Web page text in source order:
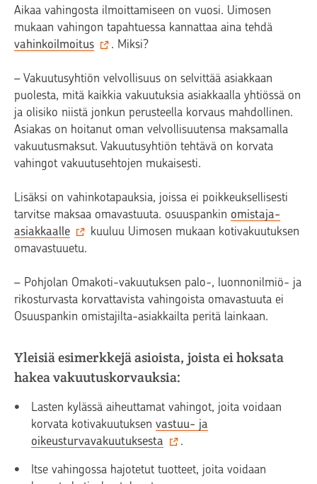
Aikaa vahingosta ilmoittamiseen on vuosi. Uimosen
mukaan vahingon tapahtuessa kannattaa aina tehdä
vahinkoilmoitus
. Miksi?
– Vakuutusyhtiön velvollisuus on selvittää asiakkaan
puolesta, mitä kaikkia vakuutuksia asiakkaalla yhtiössä on
ja olisiko niistä jonkun perusteella korvaus mahdollinen.
Asiakas on hoitanut oman velvollisuutensa maksamalla
vakuutusmaksut. Vakuutusyhtiön tehtävä on korvata
vahingot vakuutusehtojen mukaisesti.
Lisäksi on vahinkotapauksia, joissa ei poikkeuksellisesti
tarvitse maksaa omavastuuta. osuuspankin omistaja-
asiakkaalle
kuuluu Uimosen mukaan kotivakuutuksen
omavastuuetu.
– Pohjolan Omakoti-vakuutuksen palo-, luonnonilmiö- ja
rikosturvasta korvattavista vahingoista omavastuuta ei
Osuuspankin omistajilta-asiakkailta peritä lainkaan.
Yleisiä esimerkkejä asioista, joista ei hoksata
hakea vakuutuskorvauksia:
Lasten kylässä aiheuttamat vahingot, joita voidaan
korvata kotivakuutuksen vastuu- ja
oikeusturvavakuutuksesta
.
Itse vahingossa hajotetut tuotteet, joita voidaan